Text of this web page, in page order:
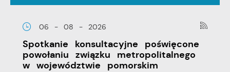
06 - 08 - 2026
Spotkanie konsultacyjne poświęcone
powołaniu związku metropolitalnego
w województwie pomorskim